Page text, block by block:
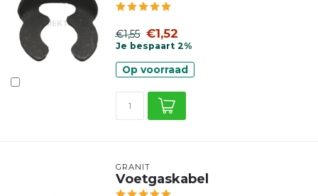
€1,55 €1,52
Je bespaart 2%
Op voorraad
GRANIT
Voetgaskabel